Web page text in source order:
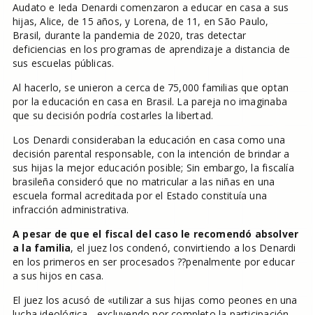
Audato e Ieda Denardi comenzaron a educar en casa a sus
hijas, Alice, de 15 años, y Lorena, de 11, en São Paulo,
Brasil, durante la pandemia de 2020, tras detectar
deficiencias en los programas de aprendizaje a distancia de
sus escuelas públicas.
Al hacerlo, se unieron a cerca de 75,000 familias que optan
por la educación en casa en Brasil. La pareja no imaginaba
que su decisión podría costarles la libertad.
Los Denardi consideraban la educación en casa como una
decisión parental responsable, con la intención de brindar a
sus hijas la mejor educación posible; Sin embargo, la fiscalía
brasileña consideró que no matricular a las niñas en una
escuela formal acreditada por el Estado constituía una
infracción administrativa.
A pesar de que el fiscal del caso le recomendó absolver
a la familia, el juez los condenó, convirtiendo a los Denardi
en los primeros en ser procesados ??penalmente por educar
a sus hijos en casa.
El juez los acusó de «utilizar a sus hijas como peones en una